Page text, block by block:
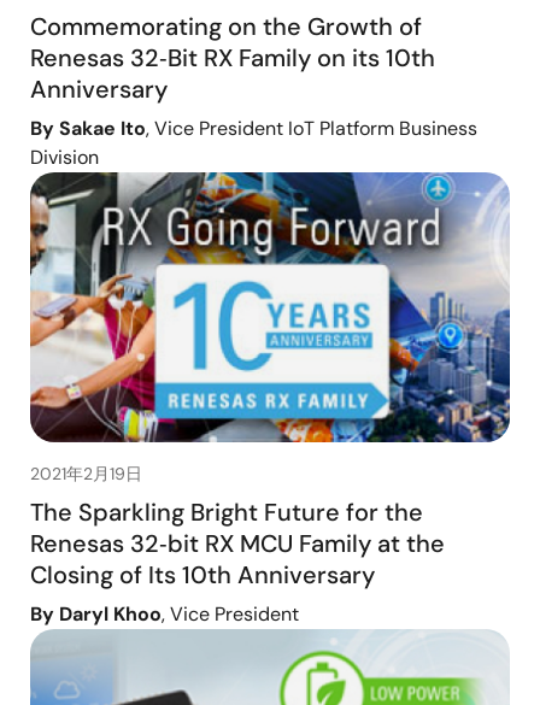
Commemorating on the Growth of
Renesas 32‑Bit RX Family on its 10th
Anniversary
By Sakae Ito, Vice President IoT Platform Business
Division
2021年2月19日
The Sparkling Bright Future for the
Renesas 32‑bit RX MCU Family at the
Closing of Its 10th Anniversary
By Daryl Khoo, Vice President